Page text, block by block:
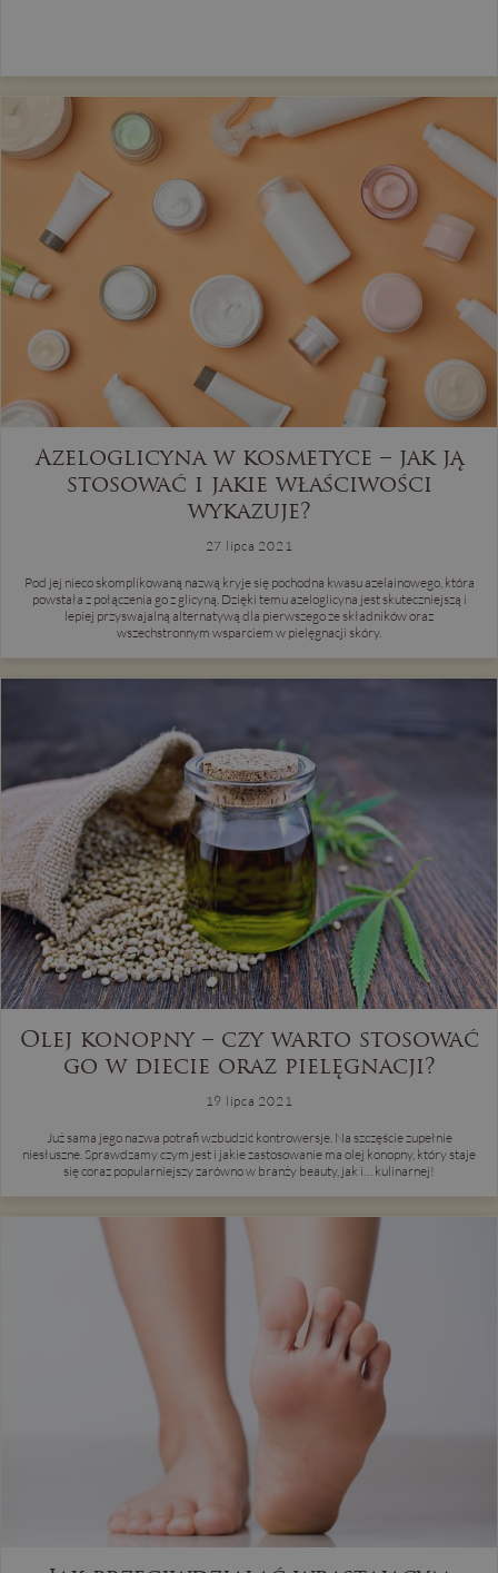
Azeloglicyna w kosmetyce – jak ją
stosować i jakie właściwości
wykazuje?
27 lipca 2021
Pod jej nieco skomplikowaną nazwą kryje się pochodna kwasu azelainowego, która
powstała z połączenia go z glicyną. Dzięki temu azeloglicyna jest skuteczniejszą i
lepiej przyswajalną alternatywą dla pierwszego ze składników oraz
wszechstronnym wsparciem w pielęgnacji skóry.
Olej konopny – czy warto stosować
go w diecie oraz pielęgnacji?
19 lipca 2021
Już sama jego nazwa potrafi wzbudzić kontrowersje. Na szczęście zupełnie
niesłuszne. Sprawdzamy czym jest i jakie zastosowanie ma olej konopny, który staje
się coraz popularniejszy zarówno w branży beauty, jak i… kulinarnej!